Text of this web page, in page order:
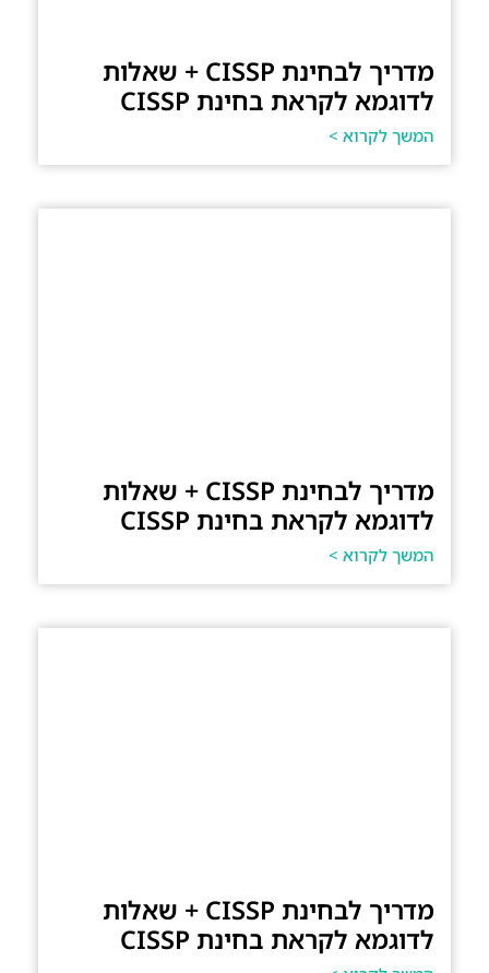
מדריך לבחינת CISSP + שאלות
לדוגמא לקראת בחינת CISSP
המשך לקרוא >
מדריך לבחינת CISSP + שאלות
לדוגמא לקראת בחינת CISSP
המשך לקרוא >
מדריך לבחינת CISSP + שאלות
לדוגמא לקראת בחינת CISSP